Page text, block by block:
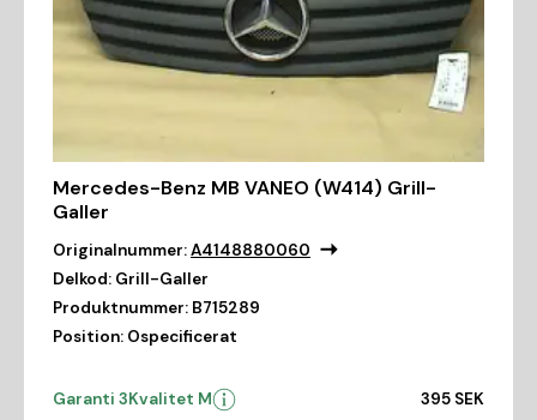
Mercedes-Benz MB VANEO (W414) Grill-
Galler
Originalnummer:A4148880060
Delkod: Grill-Galler
Produktnummer: B715289
Position: Ospecificerat
Garanti 3Kvalitet M 395 SEK